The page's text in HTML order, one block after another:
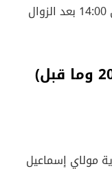
مولاي إسماعيل